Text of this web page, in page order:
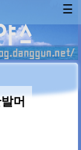
☰
머